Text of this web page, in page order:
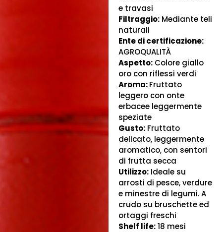
e travasi
Filtraggio:Mediante teli
naturali
Ente di certificazione:
AGROQUALITÀ
Aspetto:Colore giallo
oro con riflessi verdi
Aroma:Fruttato
leggero con onte
erbacee leggermente
speziate
Gusto:Fruttato
delicato, leggermente
aromatico, con sentori
di frutta secca
Utilizzo:Ideale su
arrosti di pesce, verdure
e minestre di legumi. A
crudo su bruschette ed
ortaggi freschi
Shelf life:18 mesi